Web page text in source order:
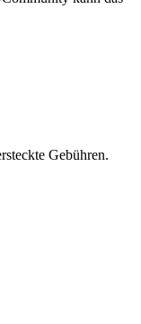
Gebühren.